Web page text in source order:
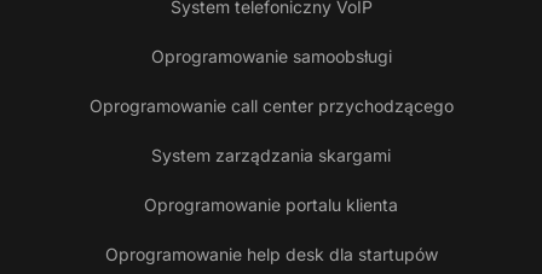
System telefoniczny VoIP
Oprogramowanie samoobsługi
Oprogramowanie call center przychodzącego
System zarządzania skargami
Oprogramowanie portalu klienta
Oprogramowanie help desk dla startupów